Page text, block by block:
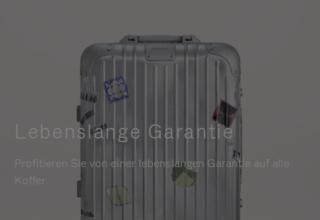
Lebenslange Garantie
Profitieren Sie von einer lebenslangen Garantie auf alle
Koffer